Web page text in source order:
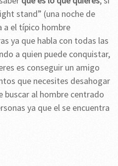
stand” (una noche de
a el típico hombre
ya que habla con todas las
a quien puede conquistar,
es conseguir un amigo
que necesites desahogar
buscar al hombre centrado
ya que el se encuentra